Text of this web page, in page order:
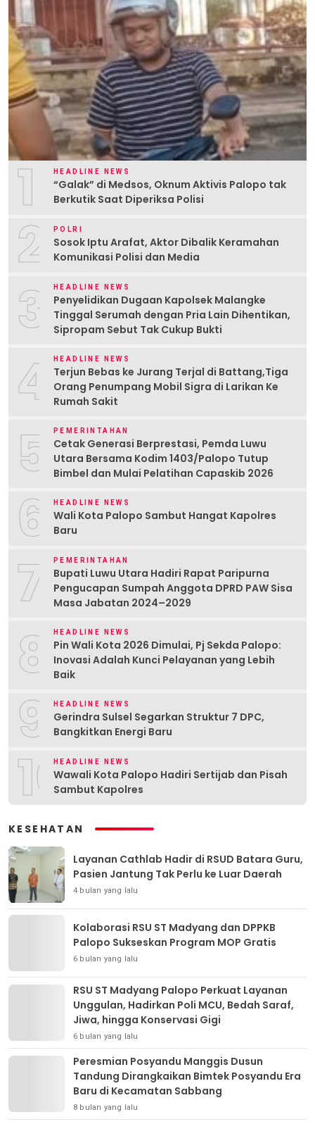
1 HEADLINE NEWS
“Galak” di Medsos, Oknum Aktivis Palopo tak
Berkutik Saat Diperiksa Polisi
2 POLRI
Sosok Iptu Arafat, Aktor Dibalik Keramahan
Komunikasi Polisi dan Media
3 HEADLINE NEWS
Penyelidikan Dugaan Kapolsek Malangke
Tinggal Serumah dengan Pria Lain Dihentikan,
Sipropam Sebut Tak Cukup Bukti
4 HEADLINE NEWS
Terjun Bebas ke Jurang Terjal di Battang,Tiga
Orang Penumpang Mobil Sigra di Larikan Ke
Rumah Sakit
5 PEMERINTAHAN
Cetak Generasi Berprestasi, Pemda Luwu
Utara Bersama Kodim 1403/Palopo Tutup
Bimbel dan Mulai Pelatihan Capaskib 2026
6 HEADLINE NEWS
Wali Kota Palopo Sambut Hangat Kapolres
Baru
7 PEMERINTAHAN
Bupati Luwu Utara Hadiri Rapat Paripurna
Pengucapan Sumpah Anggota DPRD PAW Sisa
Masa Jabatan 2024–2029
8 HEADLINE NEWS
Pin Wali Kota 2026 Dimulai, Pj Sekda Palopo:
Inovasi Adalah Kunci Pelayanan yang Lebih
Baik
9 HEADLINE NEWS
Gerindra Sulsel Segarkan Struktur 7 DPC,
Bangkitkan Energi Baru
10HEADLINE NEWS
Wawali Kota Palopo Hadiri Sertijab dan Pisah
Sambut Kapolres
KESEHATAN
Layanan Cathlab Hadir di RSUD Batara Guru,
Pasien Jantung Tak Perlu ke Luar Daerah
4 bulan yang lalu
Kolaborasi RSU ST Madyang dan DPPKB
Palopo Sukseskan Program MOP Gratis
6 bulan yang lalu
RSU ST Madyang Palopo Perkuat Layanan
Unggulan, Hadirkan Poli MCU, Bedah Saraf,
Jiwa, hingga Konservasi Gigi
6 bulan yang lalu
Peresmian Posyandu Manggis Dusun
Tandung Dirangkaikan Bimtek Posyandu Era
Baru di Kecamatan Sabbang
8 bulan yang lalu